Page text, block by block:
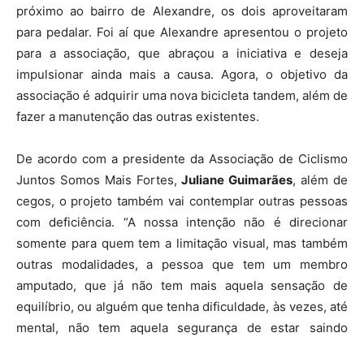
próximo ao bairro de Alexandre, os dois aproveitaram
para pedalar. Foi aí que Alexandre apresentou o projeto
para a associação, que abraçou a iniciativa e deseja
impulsionar ainda mais a causa. Agora, o objetivo da
associação é adquirir uma nova bicicleta tandem, além de
fazer a manutenção das outras existentes.
De acordo com a presidente da Associação de Ciclismo
Juntos Somos Mais Fortes,Juliane Guimarães, além de
cegos, o projeto também vai contemplar outras pessoas
com deficiência. “A nossa intenção não é direcionar
somente para quem tem a limitação visual, mas também
outras modalidades, a pessoa que tem um membro
amputado, que já não tem mais aquela sensação de
equilíbrio, ou alguém que tenha dificuldade, às vezes, até
mental, não tem aquela segurança de estar saindo